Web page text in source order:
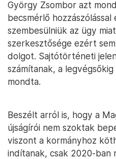
György Zsombor azt
becsmérlő
szembesülniük az ügy
szerkesztősége ezért
dolgot. Sajtótörténeti
számítanak, a
mondta.
Beszélt arról is, hogy a
újságírói nem szoktak
viszont a kormányhoz
indítanak, csak 2020-ban